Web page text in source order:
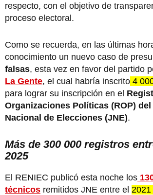
respecto, con el objetivo de
proceso electoral.
Como se recuerda, en las últimas
conocimiento un nuevo caso de
falsas, esta vez en favor del partido
La Gente, el cual habría inscrito 4
para lograr su inscripción en el
Organizaciones Políticas (ROP)
Nacional de Elecciones (JNE).
Más de 300 000 registros
2025
El RENIEC publicó esta noche los
técnicos remitidos JNE entre el 2021